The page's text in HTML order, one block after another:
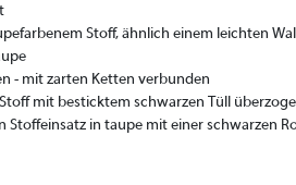
Stoff, ähnlich einem leichten
- mit zarten Ketten verbunden
mit besticktem schwarzen Tüll
Stoffeinsatz in taupe mit einer schwarzen